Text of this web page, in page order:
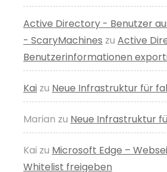
Active Directory - Benutzer
- ScaryMachines zu Active
Benutzerinformationen
Kai zu Neue Infrastruktur für
Marian zu Neue Infrastruktur
Kai zu Microsoft Edge –
Whitelist freigeben